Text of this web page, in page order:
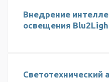
Внедрение
освещения
Светотехнический